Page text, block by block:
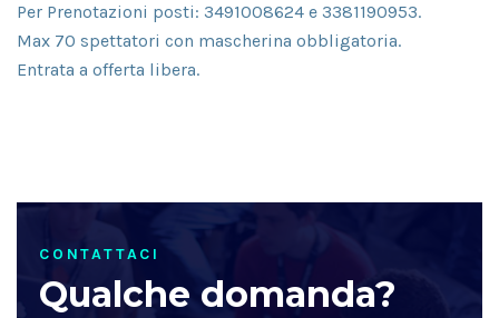
Per Prenotazioni posti: 3491008624 e 3381190953.
Max 70 spettatori con mascherina obbligatoria.
Entrata a offerta libera.
CONTATTACI
Qualche domanda?